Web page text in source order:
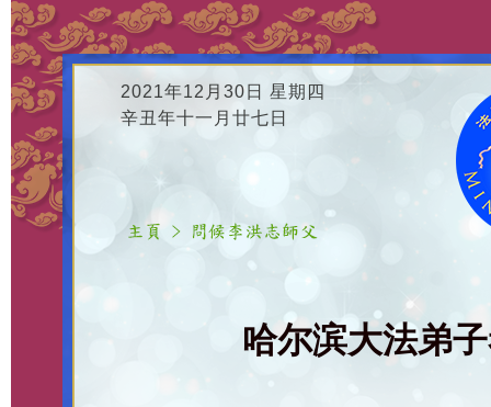
2021年12月30日 星期四
辛丑年十一月廿七日
哈尔滨大法弟